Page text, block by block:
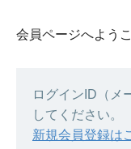
会員ページへようこ
ログインID（メ
してください。
新規会員登録は